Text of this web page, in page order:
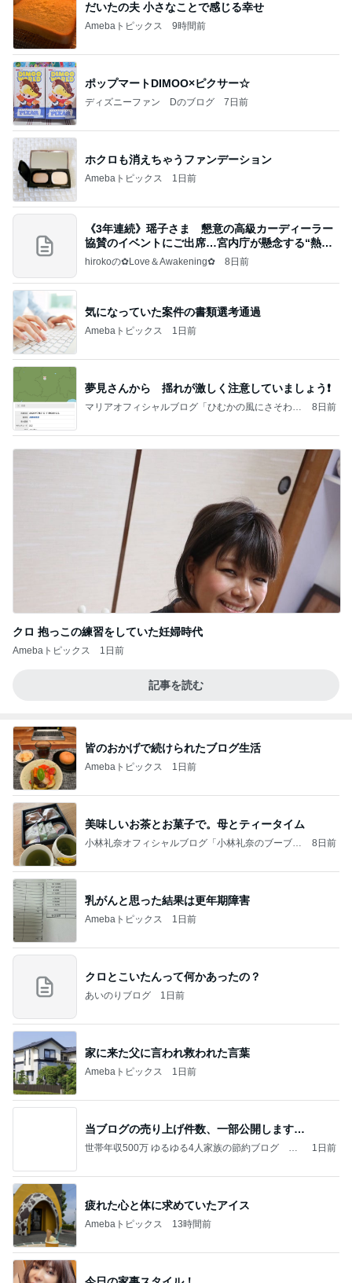
だいたの夫 小さなことで感じる幸せ
Amebaトピックス 9時間前
ポップマートDIMOO×ピクサー☆
ディズニーファン Dのブログ 7日前
ホクロも消えちゃうファンデーション
Amebaトピックス 1日前
《3年連続》瑶子さま 懇意の高級カーディーラー
協賛のイベントにご出席…宮内庁が懸念する“熱心
すぎ
hirokoの✿Love＆Awakening✿ 8日前
気になっていた案件の書類選考通過
Amebaトピックス 1日前
夢見さんから 揺れが激しく注意していましょう❗️
マリアオフィシャルブログ「ひむかの風にさそわれ
8日前
クロ 抱っこの練習をしていた妊婦時代
Amebaトピックス 1日前
記事を読む
皆のおかげで続けられたブログ生活
Amebaトピックス 1日前
美味しいお茶とお菓子で。母とティータイム
小林礼奈オフィシャルブログ「小林礼奈のブーブー
8日前
乳がんと思った結果は更年期障害
Amebaトピックス 1日前
クロとこいたんって何かあったの？
あいのりブログ 1日前
家に来た父に言われ救われた言葉
Amebaトピックス 1日前
当ブログの売り上げ件数、一部公開します…
世帯年収500万 ゆるゆる4人家族の節約ブログ 〜
1日前
疲れた心と体に求めていたアイス
Amebaトピックス 13時間前